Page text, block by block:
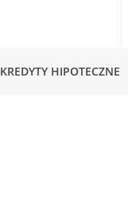
KREDYTY HIPOTECZNE